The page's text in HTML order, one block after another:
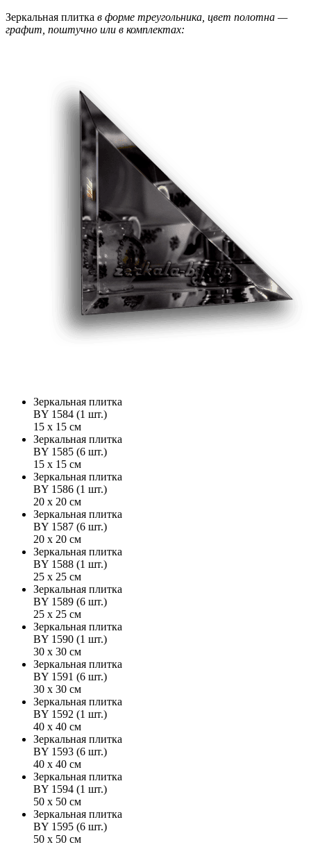
Зеркальная плитка в форме треугольника, цвет полотна —
графит, поштучно или в комплектах:
Зеркальная плитка
BY 1584 (1 шт.)
15 х 15 см
Зеркальная плитка
BY 1585 (6 шт.)
15 х 15 см
Зеркальная плитка
BY 1586 (1 шт.)
20 х 20 см
Зеркальная плитка
BY 1587 (6 шт.)
20 х 20 см
Зеркальная плитка
BY 1588 (1 шт.)
25 х 25 см
Зеркальная плитка
BY 1589 (6 шт.)
25 х 25 см
Зеркальная плитка
BY 1590 (1 шт.)
30 х 30 см
Зеркальная плитка
BY 1591 (6 шт.)
30 х 30 см
Зеркальная плитка
BY 1592 (1 шт.)
40 х 40 см
Зеркальная плитка
BY 1593 (6 шт.)
40 х 40 см
Зеркальная плитка
BY 1594 (1 шт.)
50 х 50 см
Зеркальная плитка
BY 1595 (6 шт.)
50 х 50 см